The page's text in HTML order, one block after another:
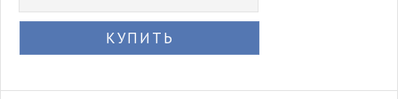
КУПИТЬ